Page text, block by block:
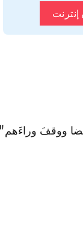
وراءَهم" (خر